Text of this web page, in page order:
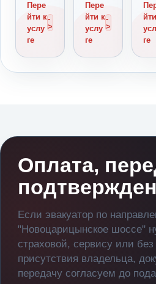
Пере
йти к
услу
ге
Пере
йти к
услу
ге
ге
Оплата,
Если эвакуатор по
"Новоцарицынское шоссе"
страховой, сервису или без
присутствия владельца,
передачу согласуем до